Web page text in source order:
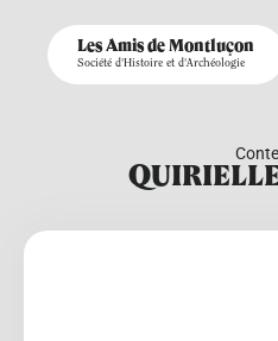
Les Amis de Montluçon
Société d'Histoire et d'Archéologie